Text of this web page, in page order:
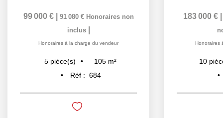
99 000 € 91 080 € Honoraires non
inclus
Honoraires à la charge du vendeur
5 pièce(s) 105 m²
Réf : 684
183 000 €
Honoraires
10